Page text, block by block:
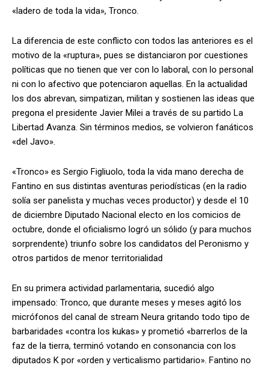
«ladero de toda la vida», Tronco.
La diferencia de este conflicto con todos las anteriores es el
motivo de la «ruptura», pues se distanciaron por cuestiones
políticas que no tienen que ver con lo laboral, con lo personal
ni con lo afectivo que potenciaron aquellas. En la actualidad
los dos abrevan, simpatizan, militan y sostienen las ideas que
pregona el presidente Javier Milei a través de su partido La
Libertad Avanza. Sin términos medios, se volvieron fanáticos
«del Javo».
«Tronco» es Sergio Figliuolo, toda la vida mano derecha de
Fantino en sus distintas aventuras periodísticas (en la radio
solía ser panelista y muchas veces productor) y desde el 10
de diciembre Diputado Nacional electo en los comicios de
octubre, donde el oficialismo logró un sólido (y para muchos
sorprendente) triunfo sobre los candidatos del Peronismo y
otros partidos de menor territorialidad
En su primera actividad parlamentaria, sucedió algo
impensado: Tronco, que durante meses y meses agitó los
micrófonos del canal de stream Neura gritando todo tipo de
barbaridades «contra los kukas» y prometió «barrerlos de la
faz de la tierra, terminó votando en consonancia con los
diputados K por «orden y verticalismo partidario». Fantino no